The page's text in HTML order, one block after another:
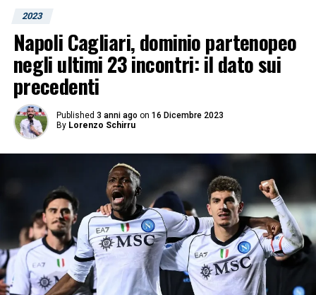
2023
Napoli Cagliari, dominio partenopeo
negli ultimi 23 incontri: il dato sui
precedenti
Published 3 anni ago on 16 Dicembre 2023
By Lorenzo Schirru